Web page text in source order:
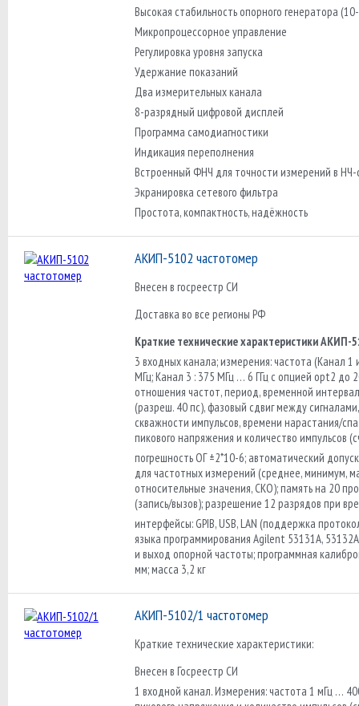
Высокая стабильность опорного генератора
Микропроцессорное управление
Регулировка уровня запуска
Удержание показаний
Два измерительных канала
8-разрядный цифровой дисплей
Программа самодиагностики
Индикация переполнения
Встроенный ФНЧ для точности измерений в
Экранировка сетевого фильтра
Простота, компактность, надёжность
АКИП-5102 частотомер
Внесен в госреестр СИ
Доставка во все регионы РФ
Краткие технические характеристики АКИП-
3 входных канала; измерения: частота (Канал 1
МГц; Канал 3 : 375 МГц … 6 ГГц с опцией opt2 до
отношения частот, период, временной
(разреш. 40 пс), фазовый сдвиг между
скважности импульсов, времени нарастания/
пикового напряжения и количество импульсов
погрешность ОГ ±2*10-6; автоматический
для частотных измерений (среднее, минимум,
относительные значения, СКО); память на 20
(запись/вызов); разрешение 12 разрядов при
интерфейсы: GPIB, USB, LAN (поддержка
языка программирования Agilent 53131А,
и выход опорной частоты; программная
мм; масса 3,2 кг
АКИП-5102/1 частотомер
Краткие технические характеристики:
Внесен в Госреестр СИ
1 входной канал. Измерения: частота 1 мГц …